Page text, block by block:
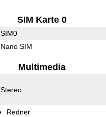
SIM Karte 0
SIM0
Nano SIM
Multimedia
Stereo
Redner